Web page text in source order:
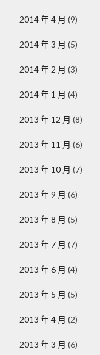
2014 年 4 月 (9)
2014 年 3 月 (5)
2014 年 2 月 (3)
2014 年 1 月 (4)
2013 年 12 月 (8)
2013 年 11 月 (6)
2013 年 10 月 (7)
2013 年 9 月 (6)
2013 年 8 月 (5)
2013 年 7 月 (7)
2013 年 6 月 (4)
2013 年 5 月 (5)
2013 年 4 月 (2)
2013 年 3 月 (6)